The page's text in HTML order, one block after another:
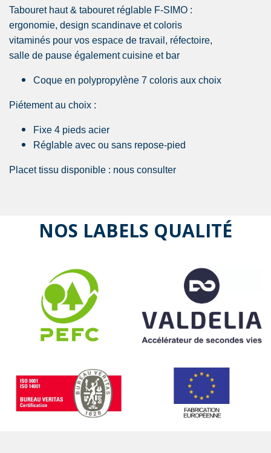
Tabouret haut & tabouret réglable F-SIMO :
ergonomie, design scandinave et coloris
vitaminés pour vos espace de travail, réfectoire,
salle de pause également cuisine et bar
Coque en polypropylène 7 coloris aux choix
Piétement au choix :
Fixe 4 pieds acier
Réglable avec ou sans repose-pied
Placet tissu disponible : nous consulter
NOS LABELS QUALITÉ